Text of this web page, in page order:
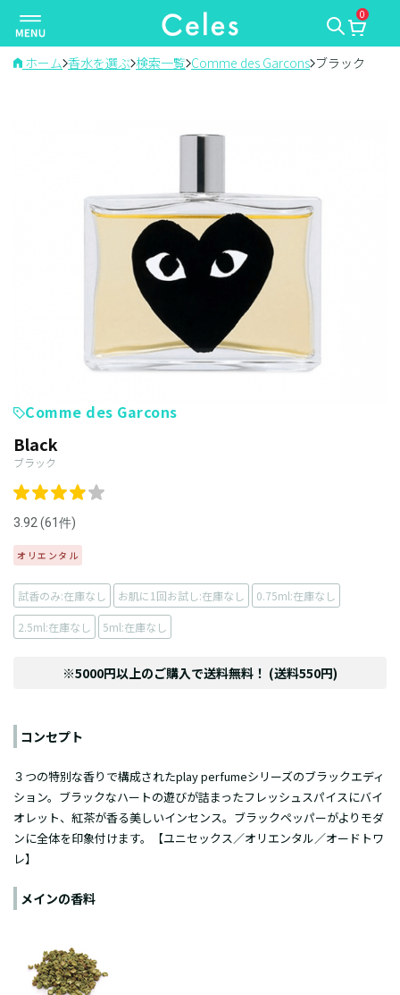
ナ
ビ
ゲ
0
ホーム 香水を選ぶ 検索一覧 Comme des Garcons ブラック
Comme des Garcons
Black
ブラック
3.92 (61件)
オリエンタル
試香のみ:在庫なし お肌に1回お試し:在庫なし 0.75ml:在庫なし
2.5ml:在庫なし 5ml:在庫なし
※5000円以上のご購入で送料無料！ (送料550円)
コンセプト
３つの特別な香りで構成されたplay perfumeシリーズのブラックエディ
ション。ブラックなハートの遊びが詰まったフレッシュスパイスにバイ
オレット、紅茶が香る美しいインセンス。ブラックペッパーがよりモダ
ンに全体を印象付けます。【ユニセックス／オリエンタル／オードトワ
レ】
メインの香料